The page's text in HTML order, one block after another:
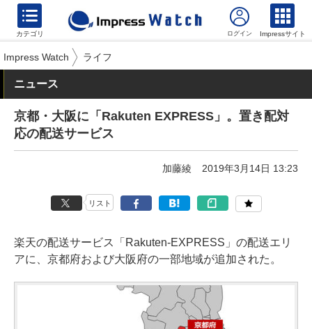
カテゴリ Impressサイト
Impress Watch ライフ
ニュース
京都・大阪に「Rakuten EXPRESS」。置き配対
応の配送サービス
加藤綾 2019年3月14日 13:23
リスト
楽天の配送サービス「Rakuten-EXPRESS」の配送エリ
アに、京都府および大阪府の一部地域が追加された。